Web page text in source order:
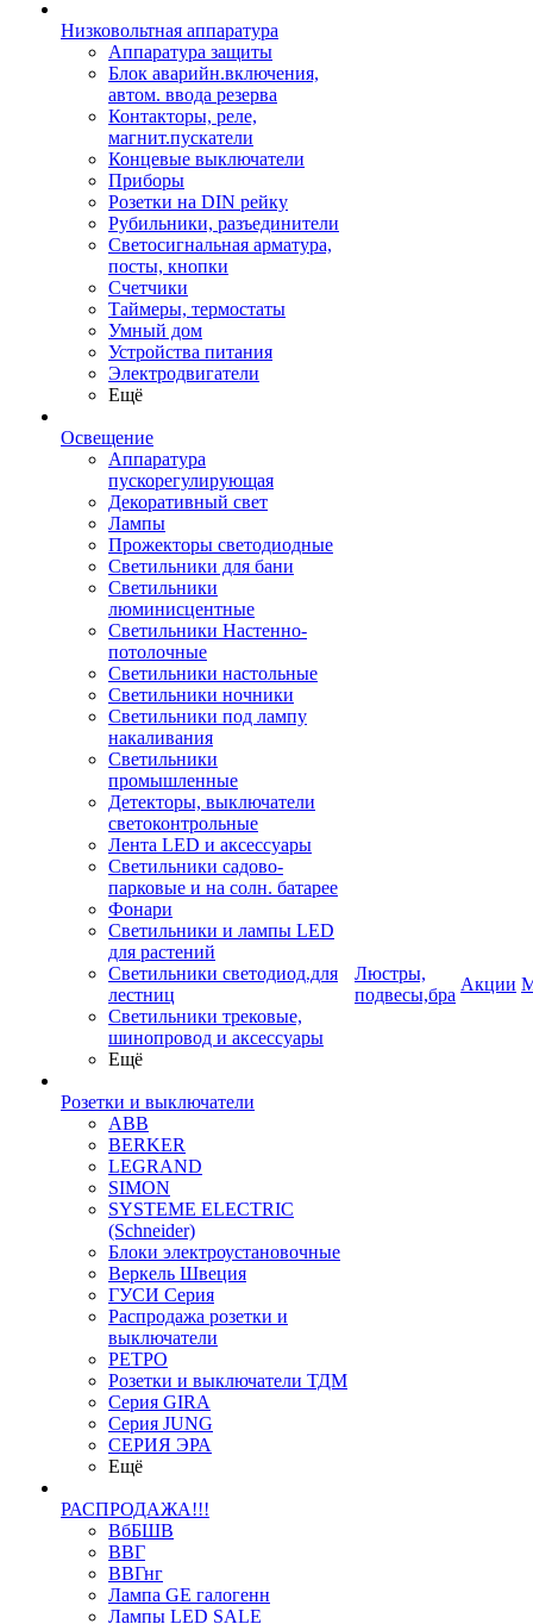
Низковольтная аппаратура
Аппаратура защиты
Блок аварийн.включения,
автом. ввода резерва
Контакторы, реле,
магнит.пускатели
Концевые выключатели
Приборы
Розетки на DIN рейку
Рубильники, разъединители
Светосигнальная арматура,
посты, кнопки
Счетчики
Таймеры, термостаты
Умный дом
Устройства питания
Электродвигатели
Ещё
Освещение
Аппаратура
пускорегулирующая
Декоративный свет
Лампы
Прожекторы светодиодные
Светильники для бани
Светильники
люминисцентные
Светильники Настенно-
потолочные
Светильники настольные
Светильники ночники
Светильники под лампу
накаливания
Светильники
промышленные
Детекторы, выключатели
светоконтрольные
Лента LED и аксессуары
Светильники садово-
парковые и на солн. батарее
Фонари
Светильники и лампы LED
для растений
Светильники светодиод.для
лестниц
Светильники трековые,
шинопровод и аксессуары
Ещё
Розетки и выключатели
ABB
BERKER
LEGRAND
SIMON
SYSTEME ELECTRIC
(Schneider)
Блоки электроустановочные
Веркель Швеция
ГУСИ Серия
Распродажа розетки и
выключатели
РЕТРО
Розетки и выключатели ТДМ
Серия GIRA
Серия JUNG
СЕРИЯ ЭРА
Ещё
РАСПРОДАЖА!!!
ВбБШВ
ВВГ
ВВГнг
Лампа GE галогенн
Лампы LED SALE
Люстры,
подвесы,бра
Акции